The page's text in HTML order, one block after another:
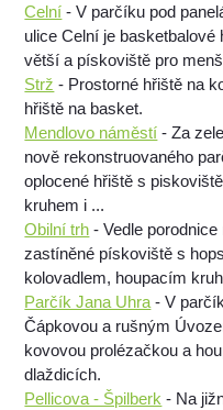
Celní - V parčíku pod
ulice Celní je
větší a pískoviště pro
Strž - Prostorné hřiště na
hřiště na basket.
Mendlovo náměstí - Za
nově rekonstruovaného
oplocené hřiště s
kruhem i ...
Obilní trh - Vedle
zastíněné pískoviště s
kolovadlem, houpacím
Parčík Jana Uhra - V
Čápkovou a rušným
kovovou prolézačkou a
dlaždicích.
Pellicova - Špilberk - Na